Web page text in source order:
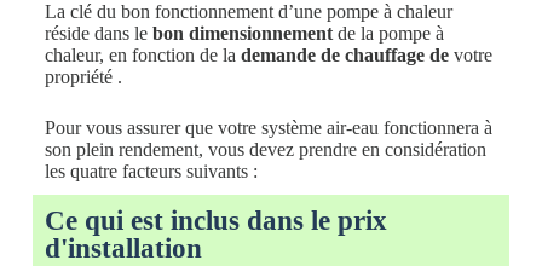
La clé du bon fonctionnement d’une pompe à chaleur
réside dans le bon dimensionnementde la pompe à
chaleur, en fonction de la demande de chauffage devotre
propriété .
Pour vous assurer que votre système air-eau fonctionnera à
son plein rendement, vous devez prendre en considération
les quatre facteurs suivants :
Ce qui est inclus dans le prix
d'installation